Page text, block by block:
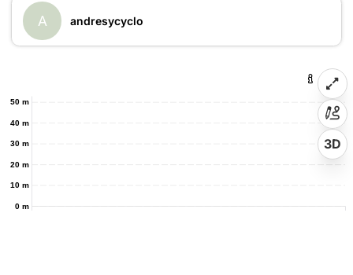
A andresycyclo
0 m
10 m
20 m
30 m
40 m
50 m
3D